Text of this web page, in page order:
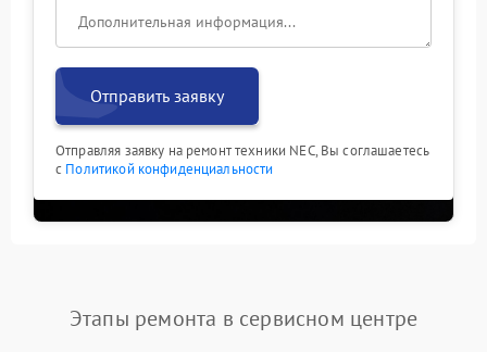
Отправить заявку
Отправляя заявку на ремонт техники NEC, Вы соглашаетесь
с Политикой конфиденциальности
Этапы ремонта в сервисном центре